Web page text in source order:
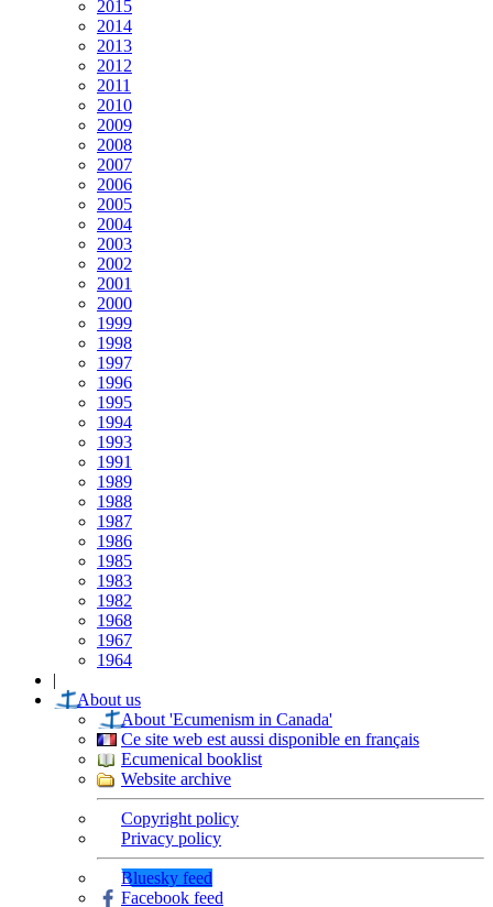
2015
2014
2013
2012
2011
2010
2009
2008
2007
2006
2005
2004
2003
2002
2001
2000
1999
1998
1997
1996
1995
1994
1993
1991
1989
1988
1987
1986
1985
1983
1982
1968
1967
1964
|
About us
About 'Ecumenism in Canada'
Ce site web est aussi disponible en français
Ecumenical booklist
Website archive
Copyright policy
Privacy policy
Bluesky feed
Facebook feed